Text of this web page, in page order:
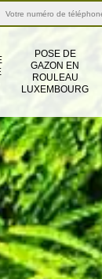
POSE DE
GAZON EN
ROULEAU
LUXEMBOURG